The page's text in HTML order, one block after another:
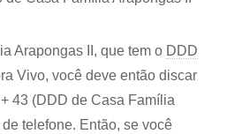
Arapongas II, que tem o DDD
Vivo, você deve então discar
43 (DDD de Casa Família
telefone. Então, se você